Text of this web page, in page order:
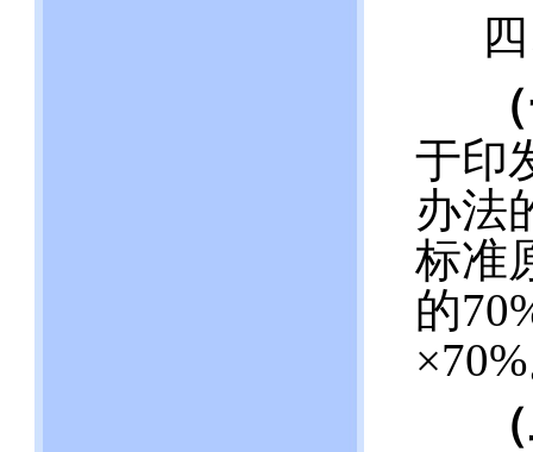
于印
办法
标准
的